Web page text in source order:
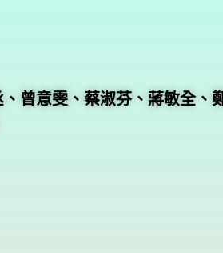
曾意雯、蔡淑芬、蔣敏全、